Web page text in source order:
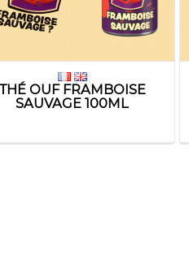
THÉ OUF FRAMBOISE
SAUVAGE 100ML